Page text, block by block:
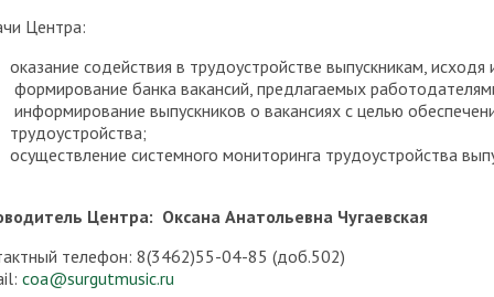
места для приема
обучающихся
Международное
и лиц с ОВЗ
вступительных
Информация о зачислении
Центра:
оказание содействия в трудоустройстве выпускникам,
формирование банка вакансий, предлагаемых
информирование выпускников о вакансиях с целью
трудоустройства;
осуществление системного мониторинга трудоустройства
Центра: Оксана Анатольевна Чугаевская
телефон: 8(3462)55-04-85 (доб.502)
coa@surgutmusic.ru